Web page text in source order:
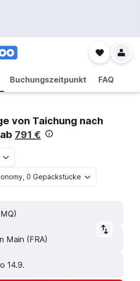
Buchungszeitpunkt FAQ
von Taichung nach
791 €
0 Gepäckstücke
Main (FRA)
14.9.